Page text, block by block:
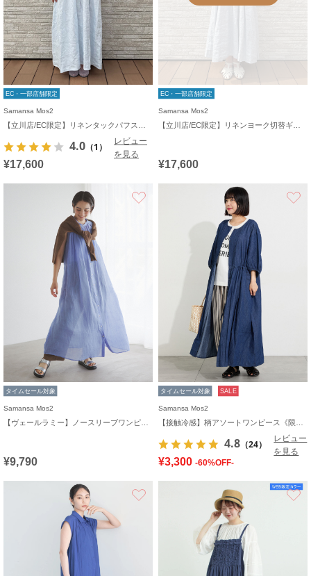
EC・一部店舗限定
Samansa Mos2
4.0 （1）
レビュー
を見る
¥17,600
EC・一部店舗限定
Samansa Mos2
¥17,600
タイムセール対象
Samansa Mos2
¥9,790
タイムセール対象 SALE
Samansa Mos2
4.8 （24）
レビュー
を見る
¥3,300 -60%OFF-